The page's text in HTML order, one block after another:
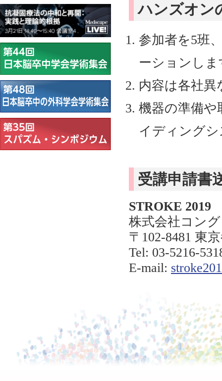
ハンズオン
参加者を5班
ーションしま
内容は各社異
機器の準備や
イディング
受講申請書
STROKE 2019
株式会社コン
〒102-8481 東
Tel: 03-5216-
E-mail: